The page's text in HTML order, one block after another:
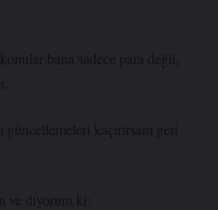
bana sadece para değil,
kaçırırsam geri
ve diyorum ki: